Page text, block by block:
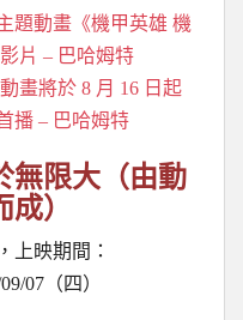
題動畫《機甲英雄 機
片 – 巴哈姆特
畫將於 8 月 16 日起
播 – 巴哈姆特
無限大（由動
）
上映期間：
07（四）